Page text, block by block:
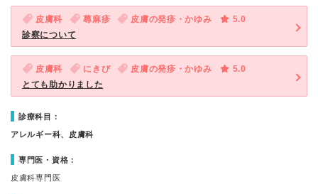
皮膚科 蕁麻疹 皮膚の発疹・かゆみ
5.0
診察について
皮膚科 にきび 皮膚の発疹・かゆみ
5.0
とても助かりました
診療科目：
アレルギー科、皮膚科
専門医・資格：
皮膚科専門医